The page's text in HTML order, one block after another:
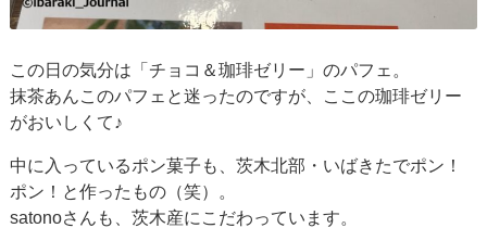
この日の気分は「チョコ＆珈琲ゼリー」のパフェ。
抹茶あんこのパフェと迷ったのですが、ここの珈琲ゼリー
がおいしくて♪
中に入っているポン菓子も、茨木北部・いばきたでポン！
ポン！と作ったもの（笑）。
satonoさんも、茨木産にこだわっています。